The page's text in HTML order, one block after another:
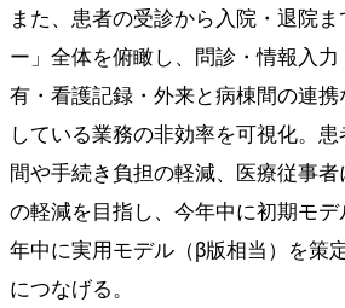
また、患者の受診から入院・退院
ー」全体を俯瞰し、問診・情報入
有・看護記録・外来と病棟間の連
している業務の非効率を可視化。
間や手続き負担の軽減、医療従事
の軽減を目指し、今年中に初期モ
年中に実用モデル（β版相当）を策
につなげる。